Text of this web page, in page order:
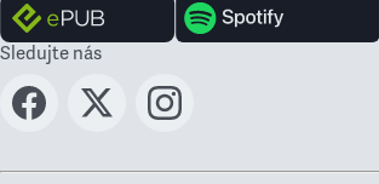
Sledujte nás